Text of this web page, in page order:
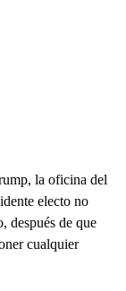
la oficina del
electo no
después de que
cualquier